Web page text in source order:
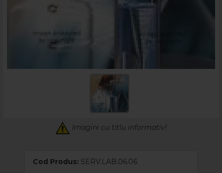
Imagini cu titlu informativ!
Cod Produs: SERV.LAB.06.06